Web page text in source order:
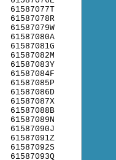
61587077T
61587078R
61587079W
61587080A
61587081G
61587082M
61587083Y
61587084F
61587085P
61587086D
61587087X
61587088B
61587089N
61587090J
61587091Z
61587092S
61587093Q